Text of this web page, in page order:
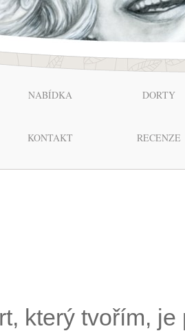
NABÍDKA DORTY
KONTAKT RECENZE
který tvořím,